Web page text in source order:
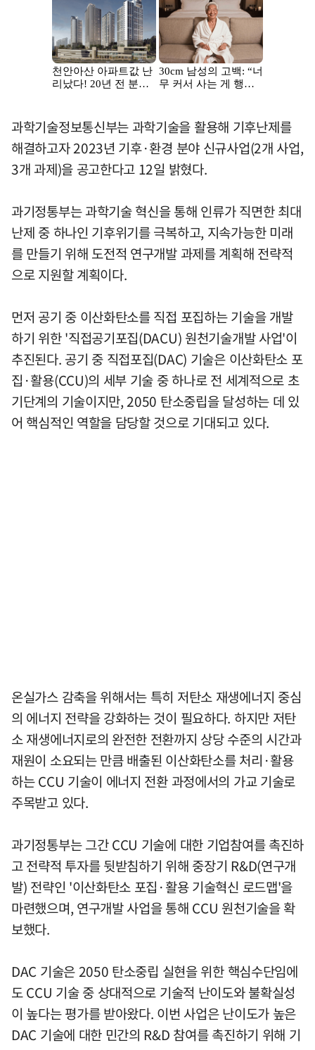
과학기술정보통신부는 과학기술을 활용해 기후난제를
해결하고자 2023년 기후·환경 분야 신규사업(2개 사업,
3개 과제)을 공고한다고 12일 밝혔다.
과기정통부는 과학기술 혁신을 통해 인류가 직면한 최대
난제 중 하나인 기후위기를 극복하고, 지속가능한 미래
를 만들기 위해 도전적 연구개발 과제를 계획해 전략적
으로 지원할 계획이다.
먼저 공기 중 이산화탄소를 직접 포집하는 기술을 개발
하기 위한 '직접공기포집(DACU) 원천기술개발 사업'이
추진된다. 공기 중 직접포집(DAC) 기술은 이산화탄소 포
집·활용(CCU)의 세부 기술 중 하나로 전 세계적으로 초
기단계의 기술이지만, 2050 탄소중립을 달성하는 데 있
어 핵심적인 역할을 담당할 것으로 기대되고 있다.
온실가스 감축을 위해서는 특히 저탄소 재생에너지 중심
의 에너지 전략을 강화하는 것이 필요하다. 하지만 저탄
소 재생에너지로의 완전한 전환까지 상당 수준의 시간과
재원이 소요되는 만큼 배출된 이산화탄소를 처리·활용
하는 CCU 기술이 에너지 전환 과정에서의 가교 기술로
주목받고 있다.
과기정통부는 그간 CCU 기술에 대한 기업참여를 촉진하
고 전략적 투자를 뒷받침하기 위해 중장기 R&D(연구개
발) 전략인 '이산화탄소 포집·활용 기술혁신 로드맵'을
마련했으며, 연구개발 사업을 통해 CCU 원천기술을 확
보했다.
DAC 기술은 2050 탄소중립 실현을 위한 핵심수단임에
도 CCU 기술 중 상대적으로 기술적 난이도와 불확실성
이 높다는 평가를 받아왔다. 이번 사업은 난이도가 높은
DAC 기술에 대한 민간의 R&D 참여를 촉진하기 위해 기